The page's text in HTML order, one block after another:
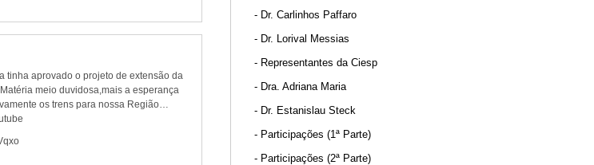
tinha aprovado o projeto de extensão da
meio duvidosa,mais a esperança
os trens para nossa Região…
- Dr. Carlinhos Paffaro
- Dr. Lorival Messias
- Representantes da Ciesp
- Dra. Adriana Maria
- Dr. Estanislau Steck
- Participações (1ª Parte)
- Participações (2ª Parte)